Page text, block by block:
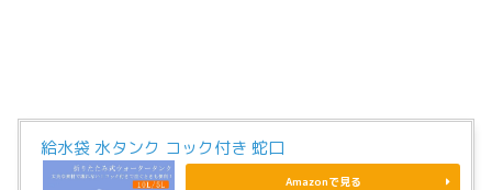
給水袋 水タンク コック付き 蛇口
Amazonで見る